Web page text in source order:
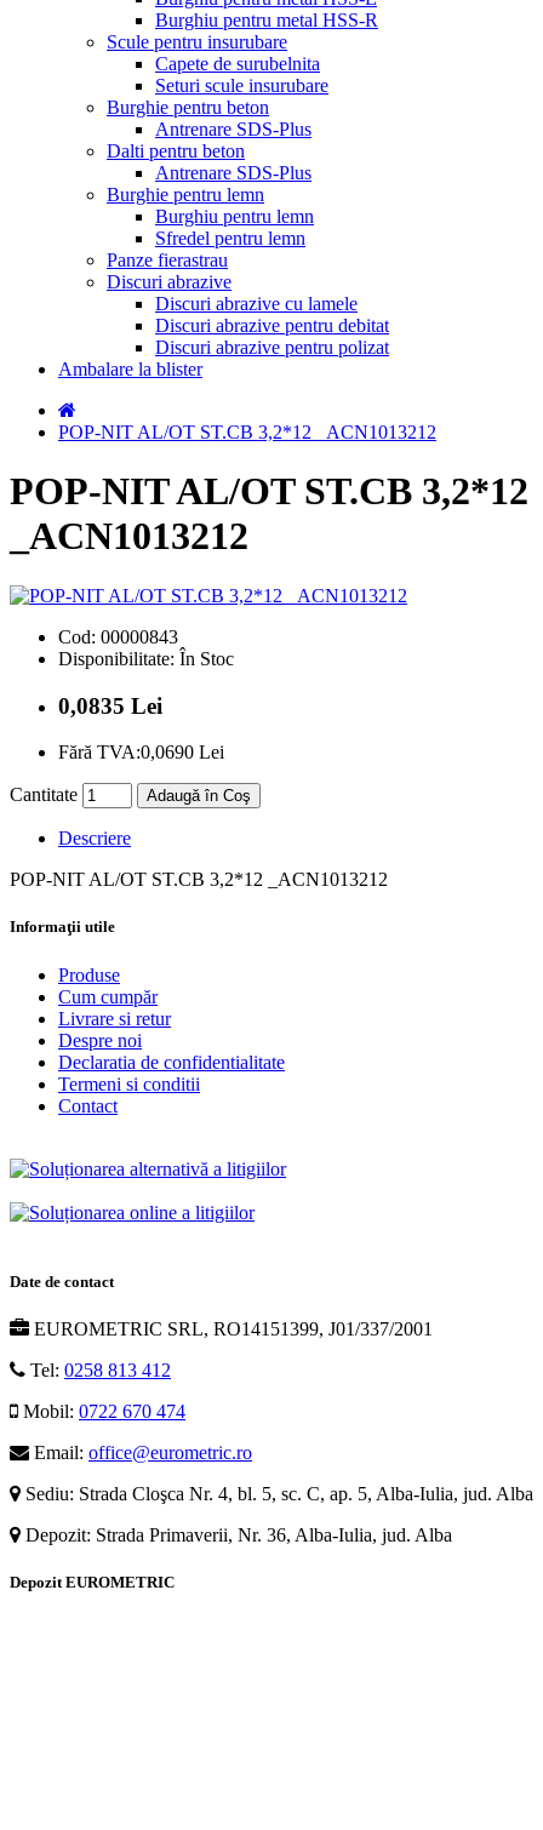
Burghiu pentru metal HSS-R
Scule pentru insurubare
Capete de surubelnita
Seturi scule insurubare
Burghie pentru beton
Antrenare SDS-Plus
Dalti pentru beton
Antrenare SDS-Plus
Burghie pentru lemn
Burghiu pentru lemn
Sfredel pentru lemn
Panze fierastrau
Discuri abrazive
Discuri abrazive cu lamele
Discuri abrazive pentru debitat
Discuri abrazive pentru polizat
Ambalare la blister
POP-NIT AL/OT ST.CB 3,2*12 _ACN1013212
POP-NIT AL/OT ST.CB 3,2*12
_ACN1013212
Cod: 00000843
Disponibilitate: În Stoc
0,0835 Lei
Fără TVA:0,0690 Lei
Cantitate Adaugă în Coş
Descriere
POP-NIT AL/OT ST.CB 3,2*12 _ACN1013212
Informaţii utile
Produse
Cum cumpăr
Livrare si retur
Despre noi
Declaratia de confidentialitate
Termeni si conditii
Contact
Date de contact
EUROMETRIC SRL, RO14151399, J01/337/2001
Tel: 0258 813 412
Mobil: 0722 670 474
Email: office@eurometric.ro
Sediu: Strada Cloşca Nr. 4, bl. 5, sc. C, ap. 5, Alba-Iulia, jud. Alba
Depozit: Strada Primaverii, Nr. 36, Alba-Iulia, jud. Alba
Depozit EUROMETRIC